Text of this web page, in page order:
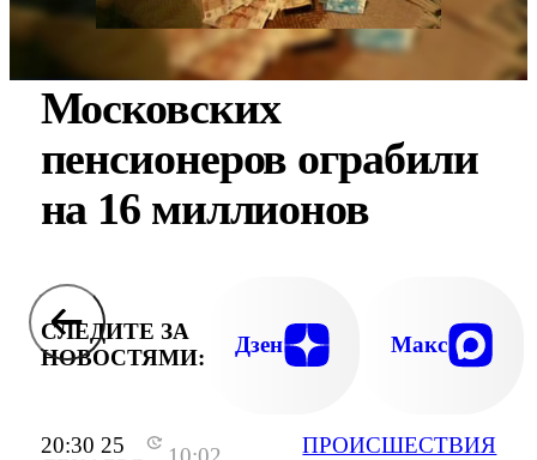
20:30 25
ПРОИСШЕСТВИЯ
Московских
пенсионеров ограбили
на 16 миллионов
СЛЕДИТЕ ЗА
НОВОСТЯМИ:
Дзен Макс